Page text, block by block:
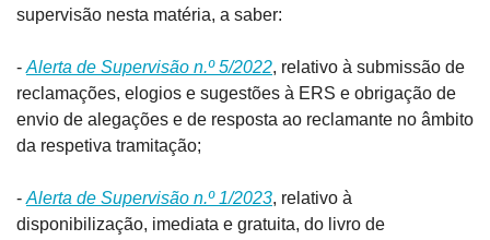
supervisão nesta matéria, a saber:
- Alerta de Supervisão n.º 5/2022, relativo à submissão de
reclamações, elogios e sugestões à ERS e obrigação de
envio de alegações e de resposta ao reclamante no âmbito
da respetiva tramitação;
- Alerta de Supervisão n.º 1/2023, relativo à
disponibilização, imediata e gratuita, do livro de